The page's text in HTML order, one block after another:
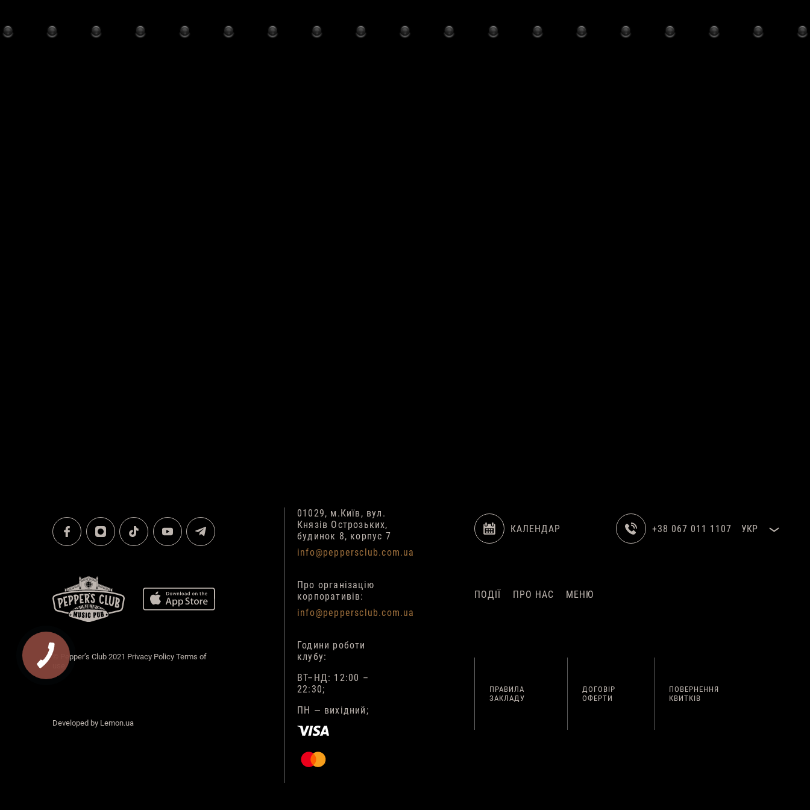
© Pepper’s Club 2021 Privacy Policy Terms of
Developed by Lemon.ua
01029, м.Київ, вул.
Князів Острозьких,
будинок 8, корпус 7
info@peppersclub.com.ua
Про організацію
корпоративів:
info@peppersclub.com.ua
Години роботи
клубу:
ВТ–НД: 12:00 –
22:30;
ПН — вихідний;
КАЛЕНДАР +38 067 011 1107 УКР
ПОДІЇ ПРО НАС МЕНЮ
ПРАВИЛА
ЗАКЛАДУ
ДОГОВІР
ОФЕРТИ
ПОВЕРНЕННЯ
КВИТКІВ
КНОПКА
ЗВ'ЯЗКУ